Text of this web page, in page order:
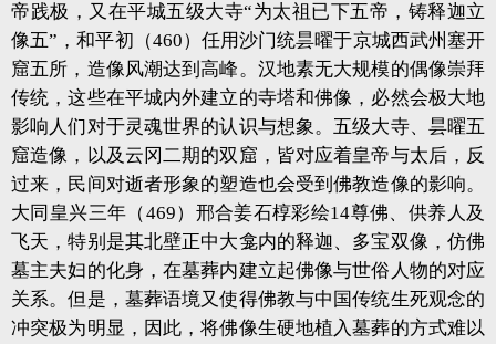
帝践极，又在平城五级大寺“为太祖已下五帝，铸释迦立
像五”，和平初（460）任用沙门统昙曜于京城西武州塞开
窟五所，造像风潮达到高峰。汉地素无大规模的偶像崇拜
传统，这些在平城内外建立的寺塔和佛像，必然会极大地
影响人们对于灵魂世界的认识与想象。五级大寺、昙曜五
窟造像，以及云冈二期的双窟，皆对应着皇帝与太后，反
过来，民间对逝者形象的塑造也会受到佛教造像的影响。
大同皇兴三年（469）邢合姜石椁彩绘14尊佛、供养人及
飞天，特别是其北壁正中大龛内的释迦、多宝双像，仿佛
墓主夫妇的化身，在墓葬内建立起佛像与世俗人物的对应
关系。但是，墓葬语境又使得佛教与中国传统生死观念的
冲突极为明显，因此，将佛像生硬地植入墓葬的方式难以